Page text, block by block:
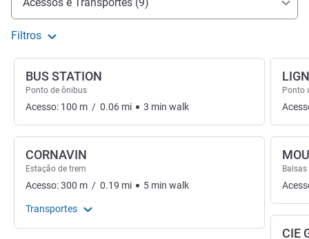
Filtros
BUS STATION
Ponto de ônibus
Acesso: 100 m / 0.06 mi 3 min walk
CORNAVIN
Estação de trem
Acesso:300 m / 0.19 mi 5 min walk
Transportes
Ponto
Balsas
CIE